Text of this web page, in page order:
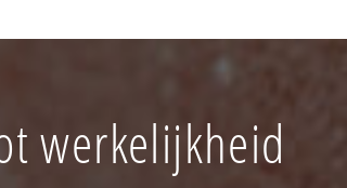
werkelijkheid